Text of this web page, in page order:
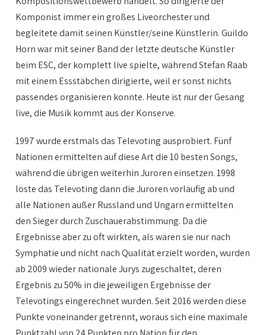
Komponist immer ein großes Liveorchester und
begleitete damit seinen Künstler/seine Künstlerin. Guildo
Horn war mit seiner Band der letzte deutsche Künstler
beim ESC, der komplett live spielte, während Stefan Raab
mit einem Essstäbchen dirigierte, weil er sonst nichts
passendes organisieren konnte. Heute ist nur der Gesang
live, die Musik kommt aus der Konserve.
1997 wurde erstmals das Televoting ausprobiert. Fünf
Nationen ermittelten auf diese Art die 10 besten Songs,
während die übrigen weiterhin Juroren einsetzen. 1998
löste das Televoting dann die Juroren vorläufig ab und
alle Nationen außer Russland und Ungarn ermittelten
den Sieger durch Zuschauerabstimmung. Da die
Ergebnisse aber zu oft wirkten, als wären sie nur nach
Symphatie und nicht nach Qualität erzielt worden, wurden
ab 2009 wieder nationale Jurys zugeschaltet, deren
Ergebnis zu 50% in die jeweiligen Ergebnisse der
Televotings eingerechnet wurden. Seit 2016 werden diese
Punkte voneinander getrennt, woraus sich eine maximale